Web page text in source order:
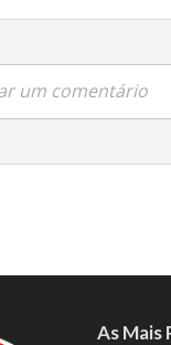
um comentário
As Mais